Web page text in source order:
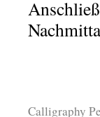
Calligraphy